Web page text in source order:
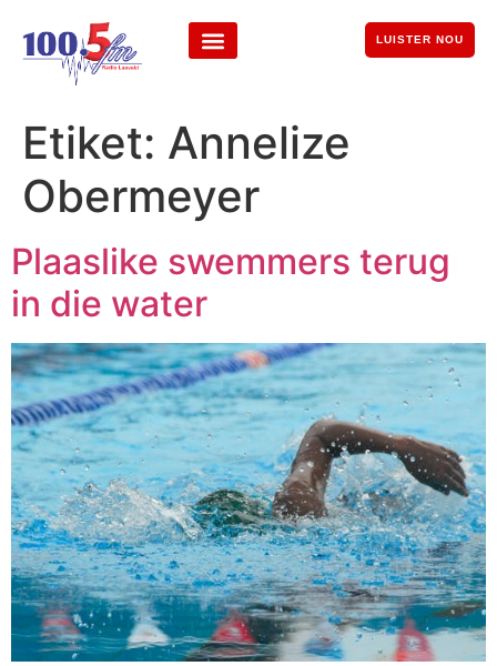
LUISTER NOU
Etiket: Annelize
Obermeyer
Plaaslike swemmers terug
in die water